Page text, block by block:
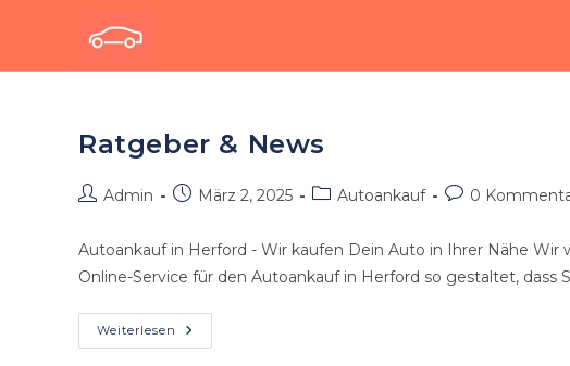
springen
Ratgeber & News
Beitrags-
Admin
BeitragMärz 2, 2025
Beitrags-
Autoankauf
Beitrags-
0
Autoankauf in Herford - Wir kaufen Dein Auto in Ihrer Nähe Wir
Online-Service für den Autoankauf in Herford so gestaltet, dass
Weiterlesen Ratgeber
&